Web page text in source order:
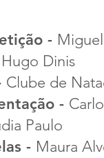
-
Hugo Dinis
Clube de
-
Paulo
- Maura